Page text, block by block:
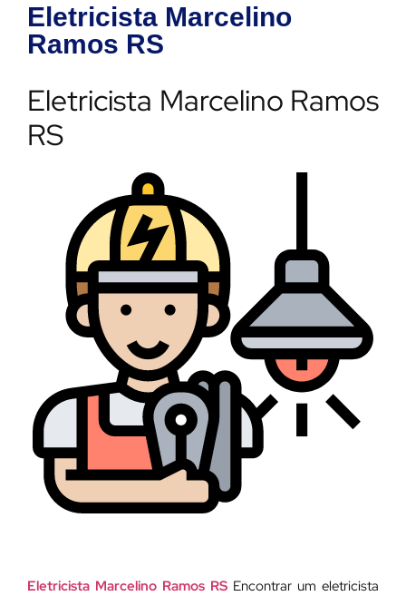
Eletricista Marcelino
Ramos RS
Eletricista Marcelino Ramos
RS
Eletricista Marcelino Ramos RS Encontrar um eletricista